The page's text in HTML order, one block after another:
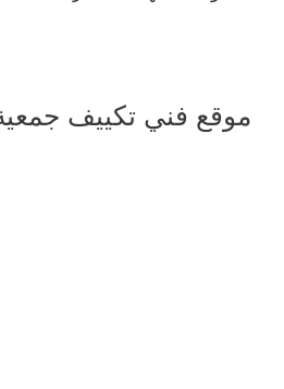
موقع فني تكييف